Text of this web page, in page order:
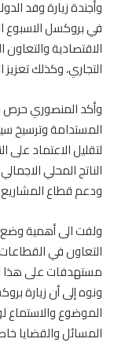
وأجندة زيارة وفد
في بروكسل الاسبوع
الاقتصادية
التجاري، وكذلك
وأكد المنصوري حرص
المستدامة وترسيخ
لتقليل الاعتماد
الناتج المحلي
ودعم قطاع
ولفت الى أهمية
التعاون في
مستهدفات على هذا
ونوه إلى أن زيارة
الموضوع والاستماع
المسائل والقضايا